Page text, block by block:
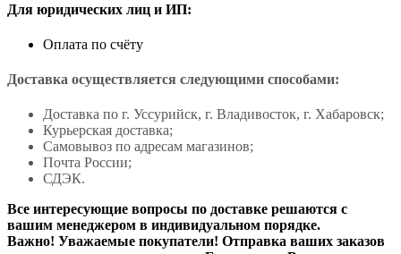
Для юридических лиц и ИП:
Оплата по счёту
Доставка осуществляется следующими способами:
Доставка по г. Уссурийск, г. Владивосток, г. Хабаровск;
Курьерская доставка;
Самовывоз по адресам магазинов;
Почта России;
СДЭК.
Все интересующие вопросы по доставке решаются с
вашим менеджером в индивидуальном порядке.
Важно! Уважаемые покупатели! Отправка ваших заказов